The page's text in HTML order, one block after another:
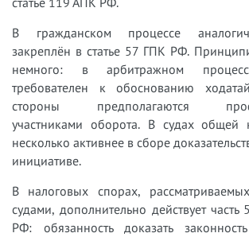
В гражданском процессе
закреплён в статье 57 ГПК РФ.
немного: в арбитражном
требователен к обоснованию
стороны предполагаются
участниками оборота. В судах общей
несколько активнее в сборе
инициативе.
В налоговых спорах,
судами, дополнительно действует
РФ: обязанность доказать